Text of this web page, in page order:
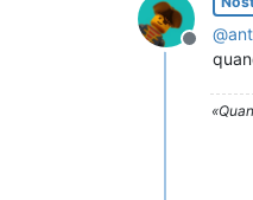
Non in
@